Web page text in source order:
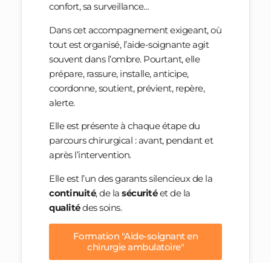
confort, sa surveillance…
Dans cet accompagnement exigeant, où
tout est organisé, l’aide-soignante agit
souvent dans l’ombre. Pourtant, elle
prépare, rassure, installe, anticipe,
coordonne, soutient, prévient, repère,
alerte.
Elle est présente à chaque étape du
parcours chirurgical : avant, pendant et
après l’intervention.
Elle est l’un des garants silencieux de la
continuité, de la sécuritéet de la
qualitédes soins.
Formation "Aide-soignant en
chirurgie ambulatoire"